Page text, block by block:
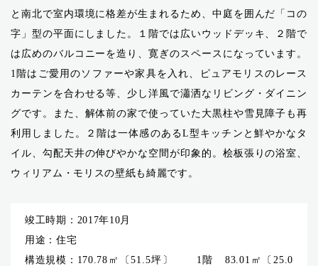
と南北で室内環境に格差が生まれるため、中庭を囲んだ「コの
字」型の平面にしました。１階では広いウッドデッキ、２階で
は広めのバルコニーを造り、寛ぎのスペースになっています。
1階はご愛用のソファーや家具を入れ、ピュアモリスのレース
カーテンを合わせる等、少し洋風で瀟洒なリビング・ダイニン
グです。また、解体前の家で使っていた大黒柱や雪見障子も再
利用しました。２階は一体感のあるL型キッチンと鮮やかなタ
イル、勾配天井の伸びやかな空間が印象的。桧板張りの浴室、
ウィリアム・モリスの壁紙も綺麗です。
竣工時期
2017年10月
用途
住宅
構造規模
170.78㎡〔51.5坪〕 1階 83.01㎡〔25.0